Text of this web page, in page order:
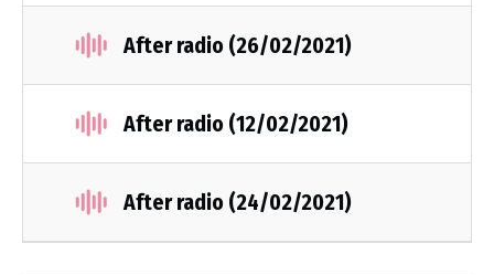
After radio (26/02/2021)
After radio (12/02/2021)
After radio (24/02/2021)